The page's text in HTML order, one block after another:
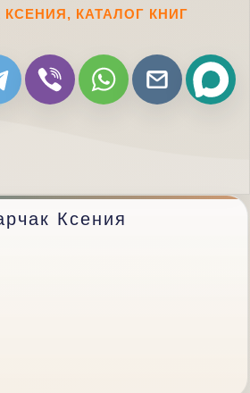
КСЕНИЯ, КАТАЛОГ КНИГ
Ксения